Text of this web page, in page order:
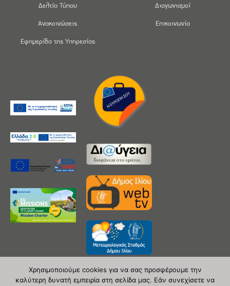
Δελτία Τύπου
Ανακοινώσεις
Εφημερίδα της Υπηρεσίας
Διαγωνισμοί
Επικοινωνία
Χρησιμοποιούμε cookies για να σας προσφέρουμε την
καλύτερη δυνατή εμπειρία στη σελίδα μας. Εάν συνεχίσετε να